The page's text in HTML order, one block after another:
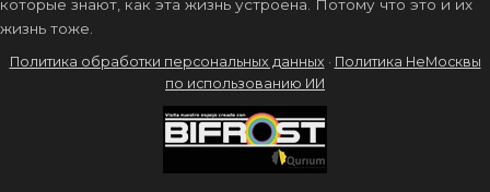
которые знают, как эта жизнь устроена. Потому что это и их
жизнь тоже.
Политика обработки персональных данных · Политика НеМосквы
по использованию ИИ